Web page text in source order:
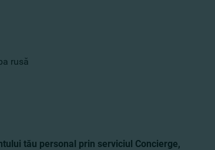
rusă
tău personal prin serviciul Concierge,